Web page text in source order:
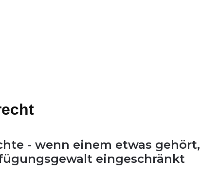
- wenn einem etwas gehört,
eingeschränkt